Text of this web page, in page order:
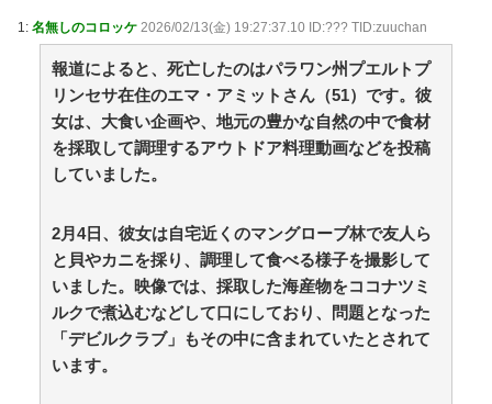
ら信じられない言葉が飛び出した… 他 / 2chnaviヘッド
小さなすれ違いが、夫を追い詰めていく
【社会】若者の転勤、ある企業の『対応の仕方』に注
れたちびっ子集団が世界をメロメロに / anaguro - 総合
NEW! (8/6 09:10)
韓国人「世界基準で見ても別格だ！」2026年版アジア
魅力的都市ランキングで上位を日本が独占し韓国人が衝
撃！ / anaguro - 総合 NEW!
【画像】サテライトオフィスの篠崎愛(34)さんまだま
だイケル / 5chまとめMAP(総合)
1: 名無しのコロッケ 2026/02/13(金) 19:27:37.10 ID:??? TID:zuuchan
報道によると、死亡したのはパラワン州プエルトプ
リンセサ在住のエマ・アミットさん（51）です。彼
女は、大食い企画や、地元の豊かな自然の中で食材
を採取して調理するアウトドア料理動画などを投稿
していました。
2月4日、彼女は自宅近くのマングローブ林で友人ら
と貝やカニを採り、調理して食べる様子を撮影して
いました。映像では、採取した海産物をココナツミ
ルクで煮込むなどして口にしており、問題となった
「デビルクラブ」もその中に含まれていたとされて
います。